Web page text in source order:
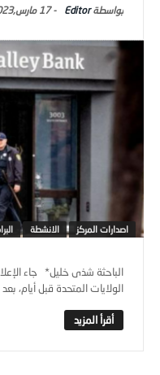
Editor
-17 مارس,2023
اصدارات المركز الانشطة
الباحثة شذى خليل* جاء
الولايات المتحدة قبل أيام، بعد أن